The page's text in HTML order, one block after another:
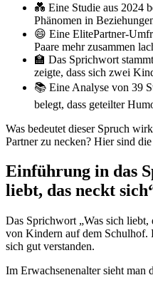
💑 Eine Studie aus 2024
Phänomen in
😄 Eine ElitePartner-
Paare mehr zusammen
🏫 Das Sprichwort
zeigte, dass sich zwei
📚 Eine Analyse von 39
belegt, dass geteilter
Was bedeutet dieser Spruch
Partner zu necken? Hier sind
Einführung in das
liebt, das neckt
Das Sprichwort „Was sich liebt,
von Kindern auf dem Schulhof.
sich gut verstanden.
Im Erwachsenenalter sieht man